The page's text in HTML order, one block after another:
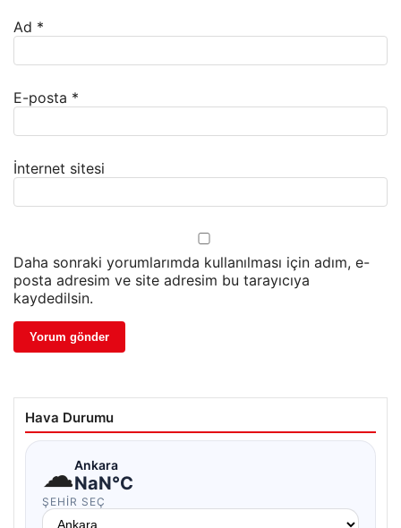
Ad *
E-posta *
İnternet sitesi
Daha sonraki yorumlarımda kullanılması için adım, e-
posta adresim ve site adresim bu tarayıcıya
kaydedilsin.
Hava Durumu
☁Ankara
NaN°C
ŞEHIR SEÇ